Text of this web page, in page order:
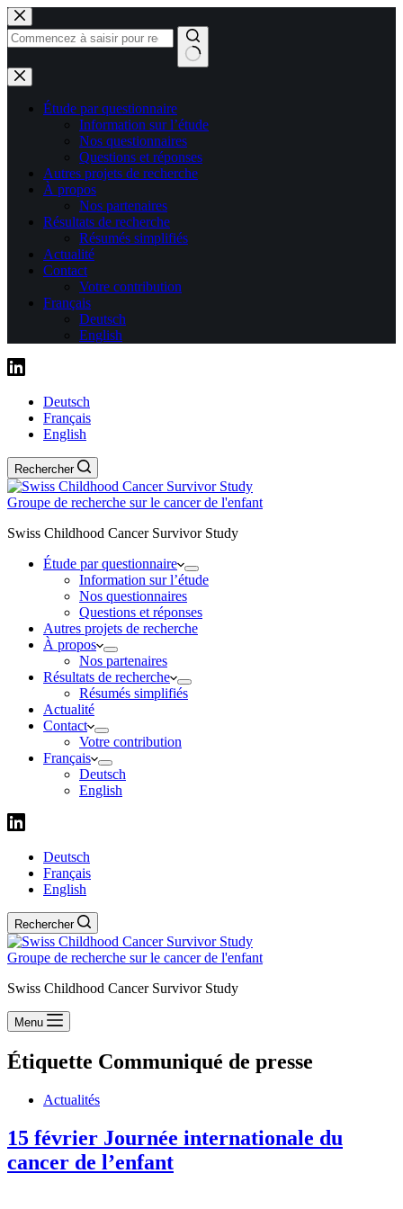
Passer
au
contenu
Aucun
résultat
Étude par questionnaire
Information sur l’étude
Nos questionnaires
Questions et réponses
Autres projets de recherche
À propos
Nos partenaires
Résultats de recherche
Résumés simplifiés
Actualité
Contact
Votre contribution
Français
Deutsch
English
Deutsch
Français
English
Rechercher
Groupe de recherche sur le cancer de l'enfant
Swiss Childhood Cancer Survivor Study
Étude par questionnaire
Information sur l’étude
Nos questionnaires
Questions et réponses
Autres projets de recherche
À propos
Nos partenaires
Résultats de recherche
Résumés simplifiés
Actualité
Contact
Votre contribution
Français
Deutsch
English
Deutsch
Français
English
Rechercher
Groupe de recherche sur le cancer de l'enfant
Swiss Childhood Cancer Survivor Study
Menu
Étiquette Communiqué de presse
Actualités
15 février Journée internationale du
cancer de l’enfant